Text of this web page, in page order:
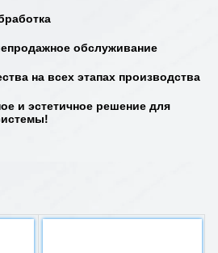
обслуживание
на всех этапах производства
и эстетичное решение для